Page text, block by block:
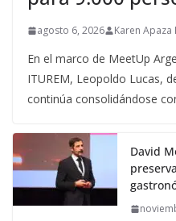
agosto 6, 2026 Karen Apaza
En el marco de MeetUp
ITUREM, Leopoldo Lucas,
continúa consolidándose
David